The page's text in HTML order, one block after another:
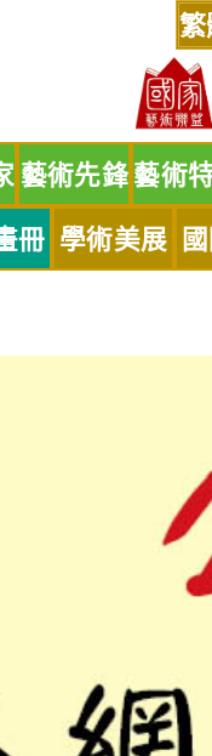
繁
藝術先鋒藝術
冊 學術美展